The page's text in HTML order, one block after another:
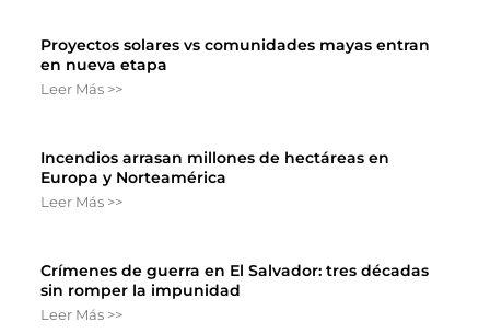
Proyectos solares vs comunidades mayas entran
en nueva etapa
Leer Más >>
Incendios arrasan millones de hectáreas en
Europa y Norteamérica
Leer Más >>
Crímenes de guerra en El Salvador: tres décadas
sin romper la impunidad
Leer Más >>